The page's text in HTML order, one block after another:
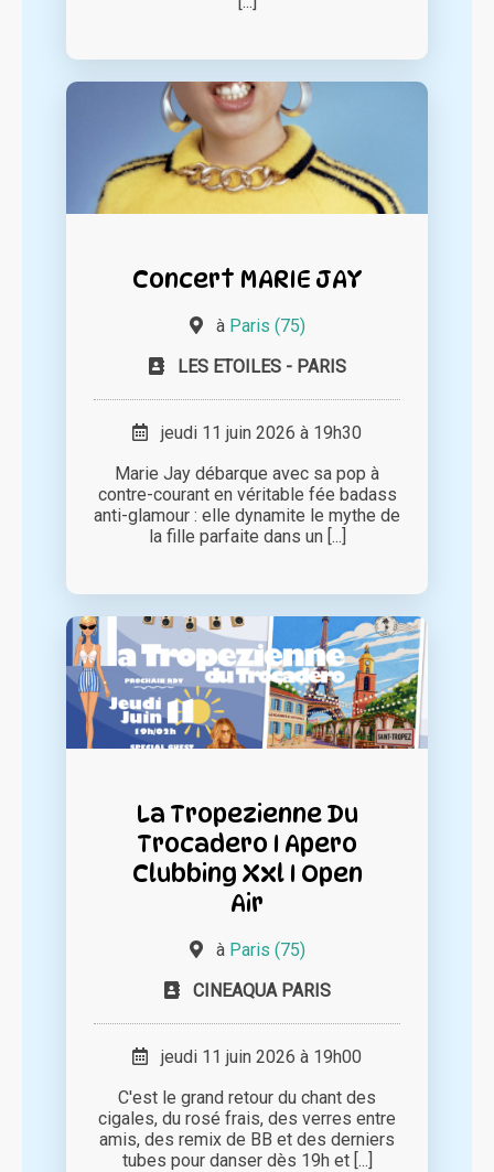
Concert MARIE JAY
à Paris (75)
LES ETOILES - PARIS
jeudi 11 juin 2026 à 19h30
Marie Jay débarque avec sa pop à
contre-courant en véritable fée badass
anti-glamour : elle dynamite le mythe de
la fille parfaite dans un [...]
La Tropezienne Du
Trocadero I Apero
Clubbing Xxl I Open
Air
à Paris (75)
CINEAQUA PARIS
jeudi 11 juin 2026 à 19h00
C'est le grand retour du chant des
cigales, du rosé frais, des verres entre
amis, des remix de BB et des derniers
tubes pour danser dès 19h et [...]